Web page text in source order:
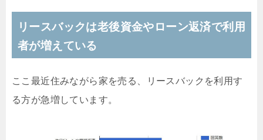
リースバックは老後資金やローン返済で利用
者が増えている
ここ最近住みながら家を売る、リースバックを利用す
る方が急増しています。